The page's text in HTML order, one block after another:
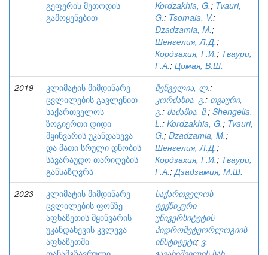
გეფერის მეთოდის
გამოყენებით
Kordzakhia, G.; Tvauri,
G.; Tsomaia, V.;
Dzadzamia, M.;
Шенгелия, Л.Д.;
Кордзахия, Г.И.; Тваури,
Г.А.; Цомая, В.Ш.
2019
კლიმატის მიმდინარე
ცვლილების გავლენით
საქართველოს
ზოგიერთი დიდი
მყინვარის უკანდახევა
და მათი სრული დნობის
სავარაუდო თარიღების
განსაზღვრა
შენგელია, ლ.;
კორძახია, გ.; თვაური,
გ.; ძაძამია, მ.; Shengelia,
L.; Kordzakhia, G.; Tvauri,
G.; Dzadzamia, M.;
Шенгелия, Л.Д.;
Кордзахия, Г.И.; Тваури,
Г.А.;Дзадзамия, М.Ш.
2023
კლიმატის მიმდინარე
ცვლილების ფონზე
აფხაზეთის მყინვარის
უკანდახევის კვლევა
აფხაზეთში
საქართველოს
ტექნიკური
უნივერსიტეტის
ჰიდრომეტეორლოგიის
ინსტიტუტი; ვ.